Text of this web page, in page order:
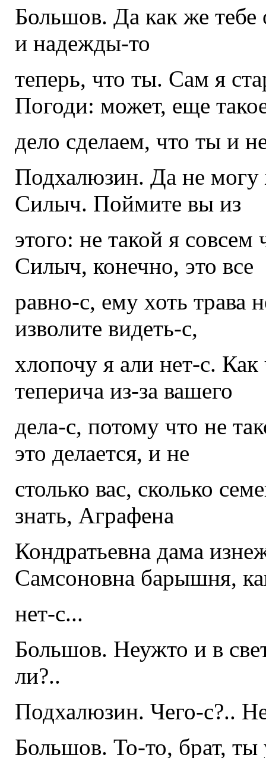
Большов. Да как же тебе
и надежды-то
теперь, что ты. Сам я
Погоди: может, еще
дело сделаем, что ты и
Подхалюзин. Да не могу
Силыч. Поймите вы из
этого: не такой я
Силыч, конечно, это все
равно-с, ему хоть трава
изволите видеть-с,
хлопочу я али нет-с.
теперича из-за вашего
дела-с, потому что не
это делается, и не
столько вас, сколько
знать, Аграфена
Кондратьевна дама
Самсоновна барышня,
нет-с...
Большов. Неужто и в
ли?..
Подхалюзин. Чего-с?..
Большов. То-то, брат,